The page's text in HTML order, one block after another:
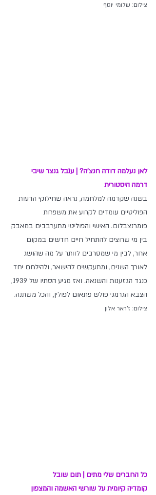
צילום: שלומי יוסף
לאן נעלמה דודה חנצ'ה? | ענבל גנצר שיבי
דרמה היסטורית
בשנה שקדמה למלחמה, נראה שחילוקי הדעות
הפוליטיים עומדים לקרוע את משפחת
פומרנצבלום. האישי והפוליטי מתערבבים במאבק
בין מי שרוצים להתחיל חיים חדשים במקום
אחר, לבין מי שמסרבים לוותר על מה שהושג
לאורך השנים, ומתעקשים להישאר, ולהילחם יחד
כנגד הגזענות והשנאה. ואז מגיע הסתיו של 1939,
הצבא הגרמני פולש פתאום לפולין, והכל משתנה.
צילום: ז'ראר אלון
כל החברים שלי מתים | תום שובל
קומדיה קיומית על שורשי האשמה והמצפון